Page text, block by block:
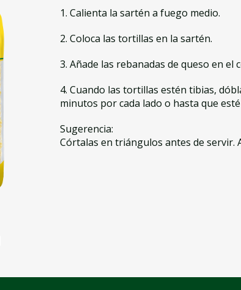
1. Calienta la sartén a fuego medio.
2. Coloca las tortillas en la sartén.
3. Añade las rebanadas de queso en el
4. Cuando las tortillas estén tibias,
minutos por cada lado o hasta que
Sugerencia:
Córtalas en triángulos antes de servir.